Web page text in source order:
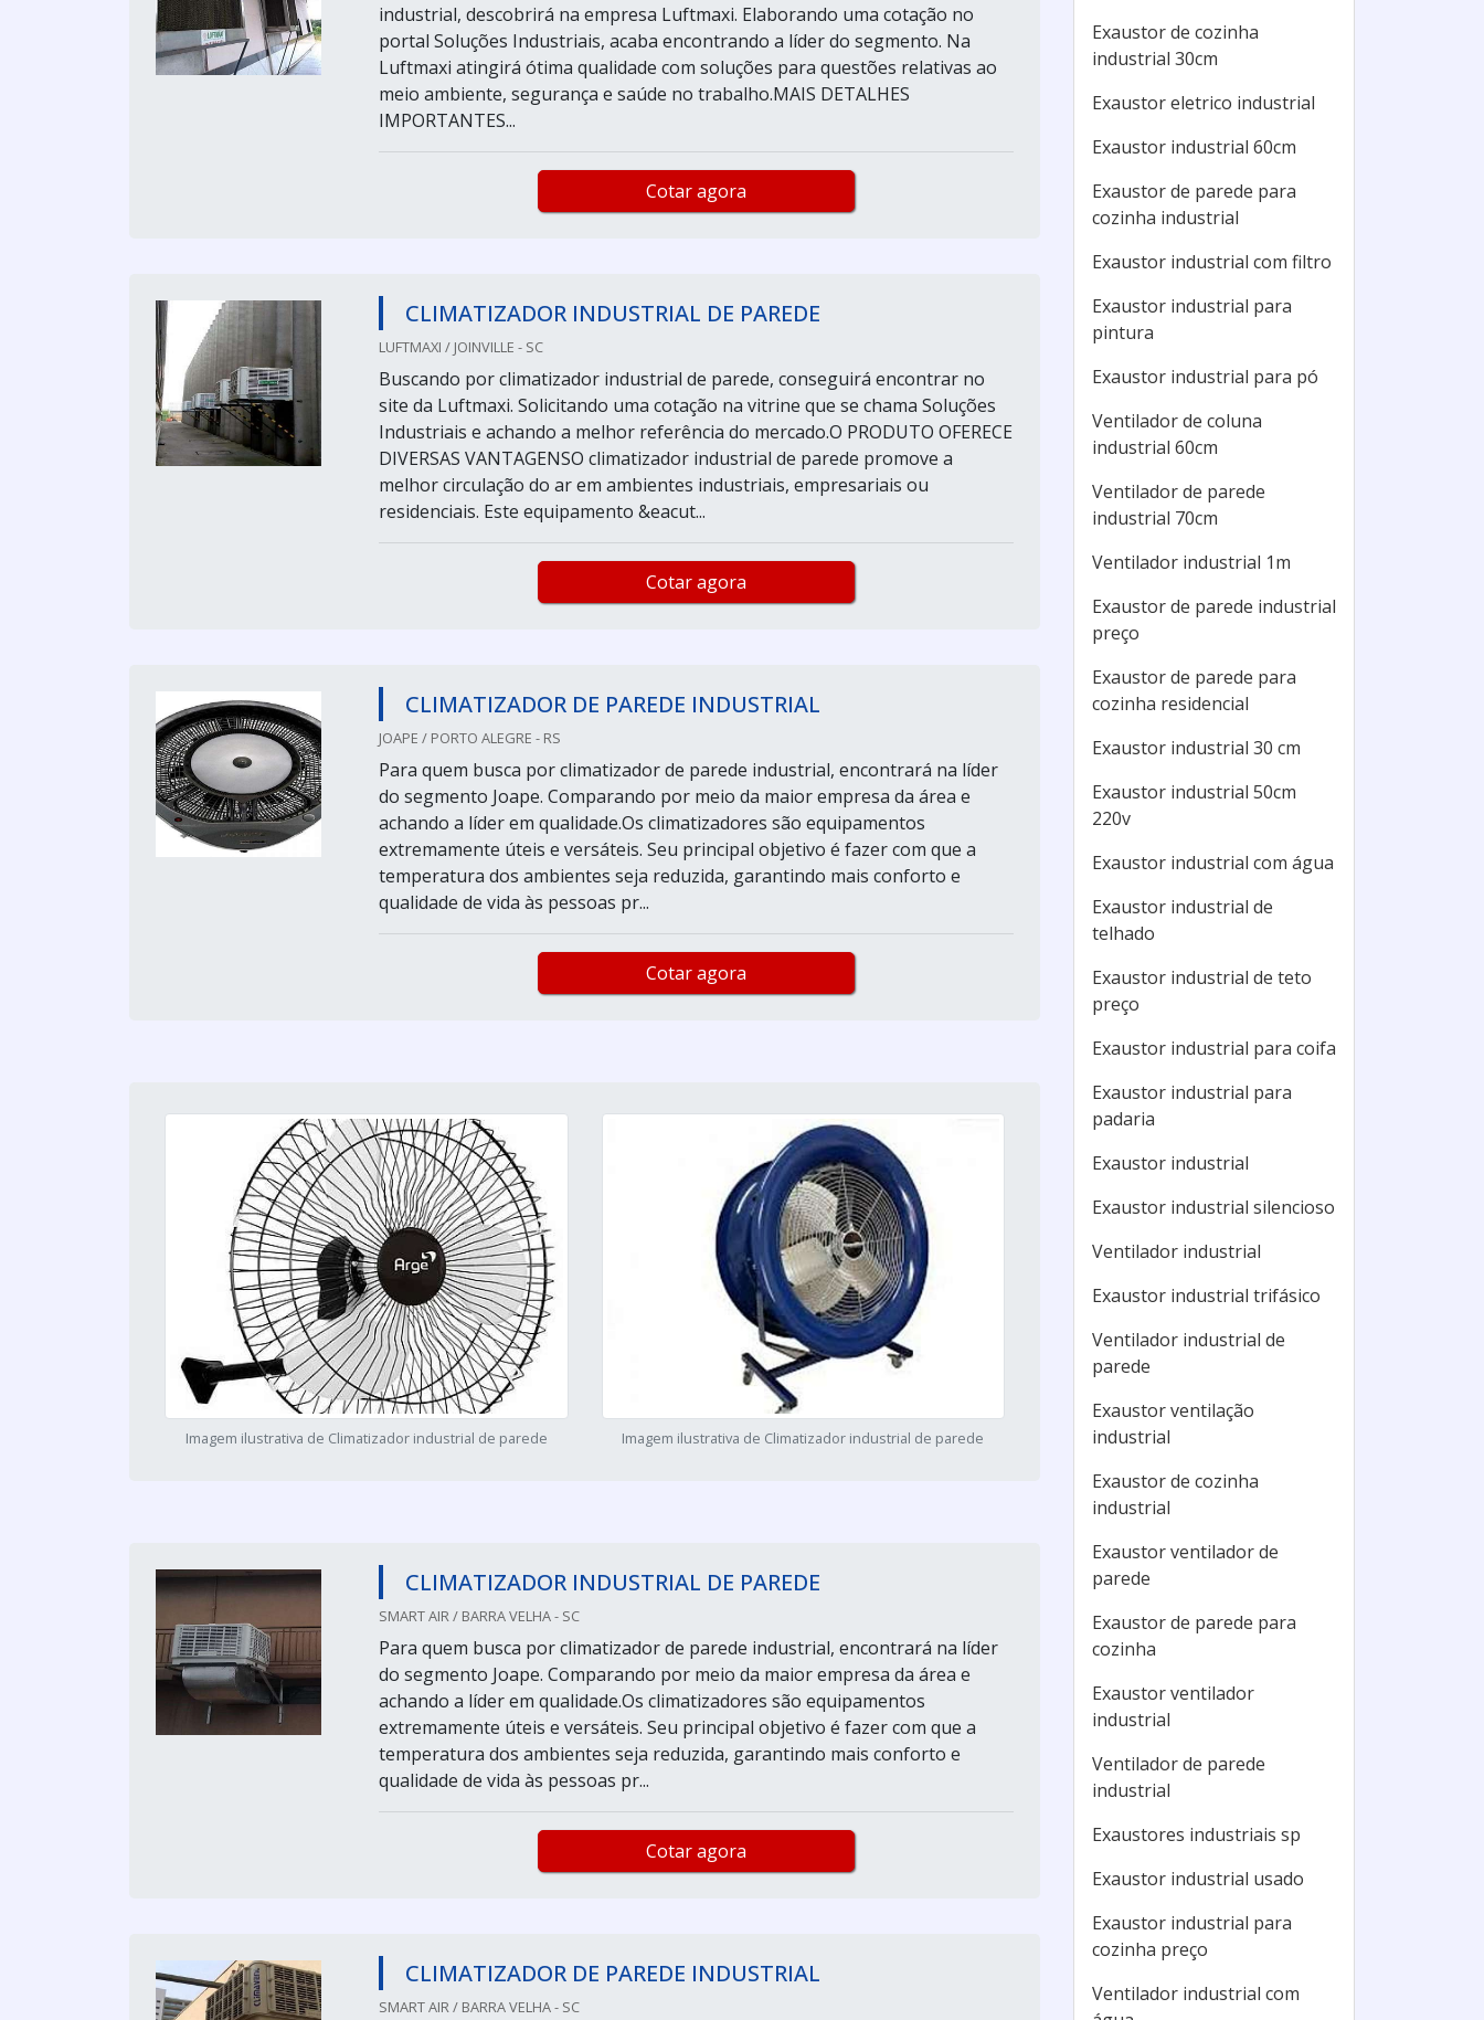
industrial, descobrirá na empresa Luftmaxi. Elaborando uma cotação no
portal Soluções Industriais, acaba encontrando a líder do segmento. Na
Luftmaxi atingirá ótima qualidade com soluções para questões relativas ao
meio ambiente, segurança e saúde no trabalho.MAIS DETALHES
IMPORTANTES...
Cotar agora
CLIMATIZADOR INDUSTRIAL DE PAREDE
LUFTMAXI / JOINVILLE - SC
Buscando por climatizador industrial de parede, conseguirá encontrar no
site da Luftmaxi. Solicitando uma cotação na vitrine que se chama Soluções
Industriais e achando a melhor referência do mercado.O PRODUTO OFERECE
DIVERSAS VANTAGENSO climatizador industrial de parede promove a
melhor circulação do ar em ambientes industriais, empresariais ou
residenciais. Este equipamento &eacut...
Cotar agora
CLIMATIZADOR DE PAREDE INDUSTRIAL
JOAPE / PORTO ALEGRE - RS
Para quem busca por climatizador de parede industrial, encontrará na líder
do segmento Joape. Comparando por meio da maior empresa da área e
achando a líder em qualidade.Os climatizadores são equipamentos
extremamente úteis e versáteis. Seu principal objetivo é fazer com que a
temperatura dos ambientes seja reduzida, garantindo mais conforto e
qualidade de vida às pessoas pr...
Cotar agora
Imagem ilustrativa de Climatizador industrial de parede Imagem ilustrativa de Climatizador industrial de parede
CLIMATIZADOR INDUSTRIAL DE PAREDE
SMART AIR / BARRA VELHA - SC
Para quem busca por climatizador de parede industrial, encontrará na líder
do segmento Joape. Comparando por meio da maior empresa da área e
achando a líder em qualidade.Os climatizadores são equipamentos
extremamente úteis e versáteis. Seu principal objetivo é fazer com que a
temperatura dos ambientes seja reduzida, garantindo mais conforto e
qualidade de vida às pessoas pr...
Cotar agora
CLIMATIZADOR DE PAREDE INDUSTRIAL
SMART AIR / BARRA VELHA - SC
Exaustor de cozinha
industrial 30cm
Exaustor eletrico industrial
Exaustor industrial 60cm
Exaustor de parede para
cozinha industrial
Exaustor industrial com filtro
Exaustor industrial para
pintura
Exaustor industrial para pó
Ventilador de coluna
industrial 60cm
Ventilador de parede
industrial 70cm
Ventilador industrial 1m
Exaustor de parede industrial
preço
Exaustor de parede para
cozinha residencial
Exaustor industrial 30 cm
Exaustor industrial 50cm
220v
Exaustor industrial com água
Exaustor industrial de
telhado
Exaustor industrial de teto
preço
Exaustor industrial para coifa
Exaustor industrial para
padaria
Exaustor industrial
Exaustor industrial silencioso
Ventilador industrial
Exaustor industrial trifásico
Ventilador industrial de
parede
Exaustor ventilação
industrial
Exaustor de cozinha
industrial
Exaustor ventilador de
parede
Exaustor de parede para
cozinha
Exaustor ventilador
industrial
Ventilador de parede
industrial
Exaustores industriais sp
Exaustor industrial usado
Exaustor industrial para
cozinha preço
Ventilador industrial com